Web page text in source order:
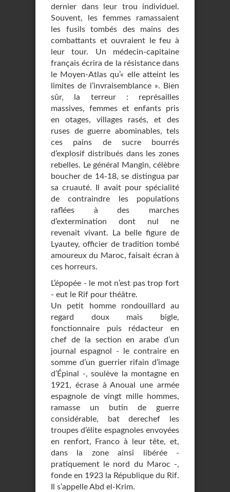
dernier dans leur trou individuel.
Souvent, les femmes ramassaient
les fusils tombés des mains des
combattants et ouvraient le feu à
leur tour. Un médecin-capitaine
français écrira de la résistance dans
le Moyen-Atlas qu’« elle atteint les
limites de l’invraisemblance ». Bien
sûr, la terreur : représailles
massives, femmes et enfants pris
en otages, villages rasés, et des
ruses de guerre abominables, tels
ces pains de sucre bourrés
d’explosif distribués dans les zones
rebelles. Le général Mangin, célèbre
boucher de 14-18, se distingua par
sa cruauté. Il avait pour spécialité
de contraindre les populations
raflées à des marches
d’extermination dont nul ne
revenait vivant. La belle figure de
Lyautey, officier de tradition tombé
amoureux du Maroc, faisait écran à
ces horreurs.
L’épopée - le mot n’est pas trop fort
- eut le Rif pour théâtre.
Un petit homme rondouillard au
regard doux mais bigle,
fonctionnaire puis rédacteur en
chef de la section en arabe d’un
journal espagnol - le contraire en
somme d’un guerrier rifain d’image
d’Épinal -, soulève la montagne en
1921, écrase à Anoual une armée
espagnole de vingt mille hommes,
ramasse un butin de guerre
considérable, bat derechef les
troupes d’élite espagnoles envoyées
en renfort, Franco à leur tête, et,
dans la zone ainsi libérée -
pratiquement le nord du Maroc -,
fonde en 1923 la République du Rif.
Il s’appelle Abd el-Krim.